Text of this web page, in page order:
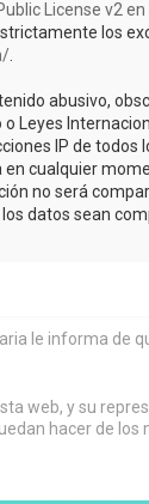
License v2 en
los
.
abusivo,
o Leyes
IP de
cualquier
no será
datos sean
le informa de
web, y su
hacer de